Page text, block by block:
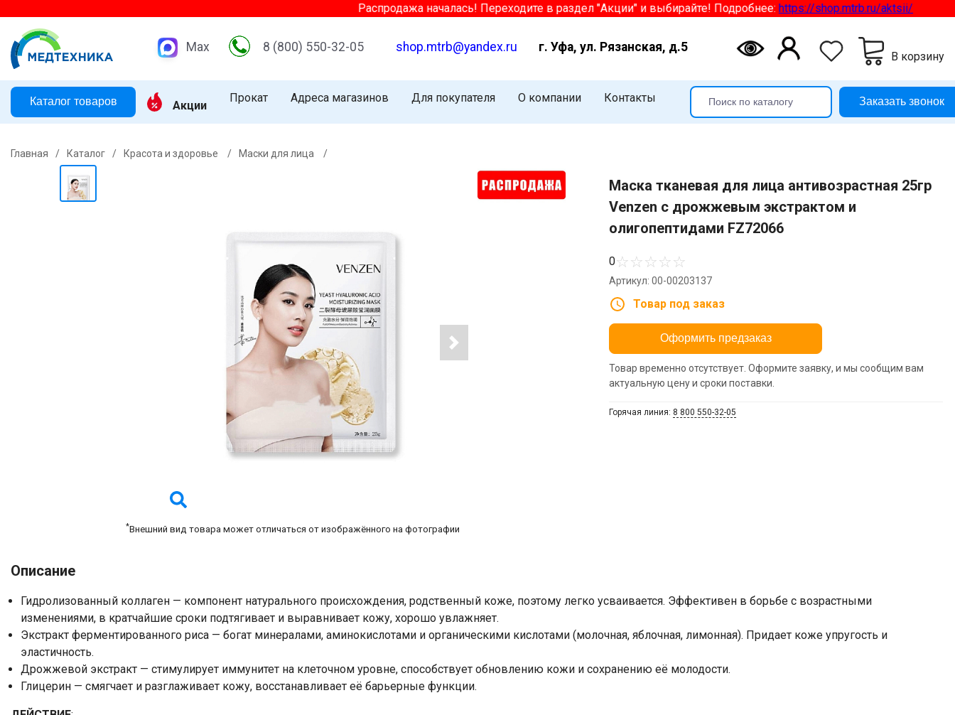
Распродажа началась! Переходите в раздел "Акции" и выбирайте! Подробнее:https://shop.mtrb.ru/aktsii/
Max 8 (800) 550-32-05 shop.mtrb@yandex.ru г. Уфа, ул. Рязанская, д.5
В корзину
Каталог товаров Акции
Прокат Адреса магазинов Для покупателя О компании Контакты Заказать звонок
Главная / Каталог / Красота и здоровье / Маски для лица /
*Внешний вид товара может отличаться от изображённого на фотографии
Маска тканевая для лица антивозрастная 25гр
Venzen с дрожжевым экстрактом и
олигопептидами FZ72066
0☆☆☆☆☆
Артикул: 00-00203137
Товар под заказ
Оформить предзаказ
Товар временно отсутствует. Оформите заявку, и мы сообщим вам
актуальную цену и сроки поставки.
Горячая линия: 8 800 550-32-05
Описание
Гидролизованный коллаген — компонент натурального происхождения, родственный коже, поэтому легко усваивается. Эффективен в борьбе с возрастными
изменениями, в кратчайшие сроки подтягивает и выравнивает кожу, хорошо увлажняет.
Экстракт ферментированного риса — богат минералами, аминокислотами и органическими кислотами (молочная, яблочная, лимонная). Придает коже упругость и
эластичность.
Дрожжевой экстракт — стимулирует иммунитет на клеточном уровне, способствует обновлению кожи и сохранению её молодости.
Глицерин — смягчает и разглаживает кожу, восстанавливает её барьерные функции.